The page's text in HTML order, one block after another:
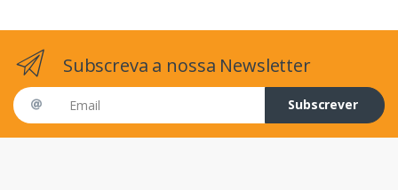
Subscreva a nossa Newsletter
Email address
Subscrever